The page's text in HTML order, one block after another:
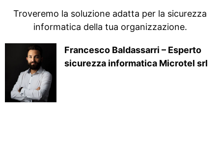
Troveremo la soluzione adatta per la sicurezza
informatica della tua organizzazione.
Francesco Baldassarri – Esperto
sicurezza informatica Microtel srl